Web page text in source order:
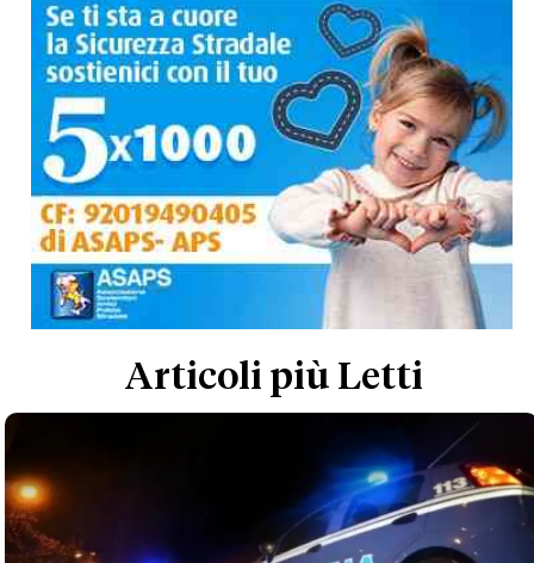
Articoli più Letti